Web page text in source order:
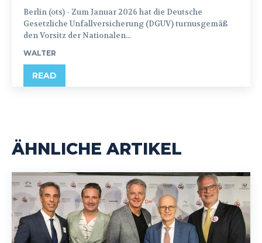
Berlin (ots) - Zum Januar 2026 hat die Deutsche
Gesetzliche Unfallversicherung (DGUV) turnusgemäß
den Vorsitz der Nationalen...
WALTER
READ
ÄHNLICHE ARTIKEL